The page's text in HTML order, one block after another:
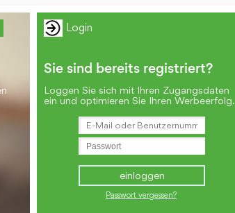
Login
Sie sind bereits registriert?
Loggen Sie sich mit Ihren Zugangsdaten
ein und optimieren Sie Ihren Werbeerfolg.
Passwort vergessen?